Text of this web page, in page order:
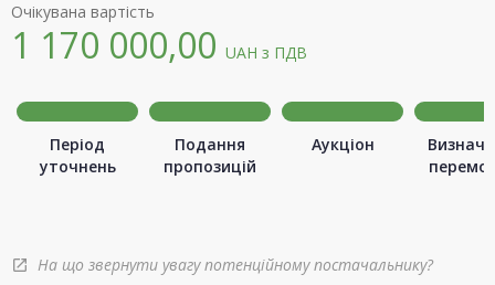
Очікувана вартість
1 170 000,00 UAH з ПДВ
Період
уточнень
Подання
пропозицій
Аукціон
open_in_new На що звернути увагу потенційному постачальнику?